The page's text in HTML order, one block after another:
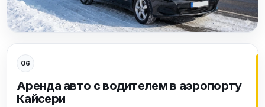
06
Аренда авто с водителем в аэропорту
Кайсери